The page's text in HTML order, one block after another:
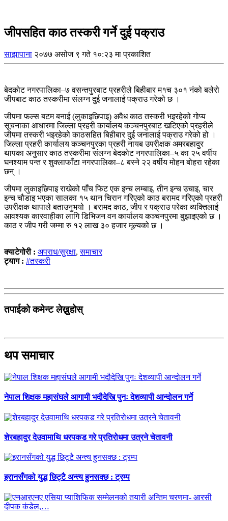
जीपसहित काठ तस्करी गर्ने दुई पक्राउ
साझापाना २०७७ असोज ९ गते १०:२३ मा प्रकाशित
बेदकोट नगरपालिका–७ वसन्तपुरबाट प्रहरीले बिहीबार म१च ३०१ नंको बलेरो
जीपबाट काठ तस्करीमा संलग्न दुई जनालाई पक्राउ गरेको छ ।
जीपमा फल्स बटम बनाई (लुकाइछिपाइ) अवैध काठ तस्करी भइरहेको गोप्य
सूचनाका आधारमा जिल्ला प्रहरी कार्यालय कञ्चनपुरबाट खटिएको प्रहरीले
जीपमा तस्करी भइरहेको काठसहित बिहीबार दुई जनालाई पक्राउ गरेको हो ।
जिल्ला प्रहरी कार्यालय कञ्चनपुरका प्रहरी नायब उपरीक्षक अमरबहादुर
थापका अनुसार काठ तस्करीमा संलग्न बेदकोट नगरपालिका–५ का २५ वर्षीय
घनश्याम पन्त र शुक्लाफाँटा नगरपालिका–८ बस्ने २२ वर्षीय मोहन बोहरा रहेका
छन् ।
जीपमा लुकाइछिपाइ राखेको पाँच फिट एक इन्च लम्बाइ, तीन इन्च उचाइ, चार
इन्च चौडाइ भएका सालका १५ थान चिरान गरिएको काठ बरामद गरिएको प्रहरी
उपरीक्षक थापाले बताउनुभयो । बरामद काठ, जीप र पक्राउ परेका व्यक्तिलाई
आवश्यक कारवाहीका लागि डिभिजन वन कार्यालय कञ्चनपुरमा बुझाइएको छ ।
काठ र जीप गरी जम्मा रु १२ लाख ३० हजार मूल्यको छ ।
क्याटेगोरी : अपराध/सुरक्षा,समाचार
ट्याग : #तस्करी
तपाईको कमेन्ट लेख्नुहोस्
थप समाचार
नेपाल शिक्षक महासंघले आगामी भदौदेखि पुनः देशव्यापी आन्दोलन गर्ने
शेरबहादुर देउवामाथि धरपकड गरे प्रतिरोधमा उत्रने चेतावनी
इरानसँगको युद्ध छिट्टै अन्त्य हुनसक्छ : ट्रम्प